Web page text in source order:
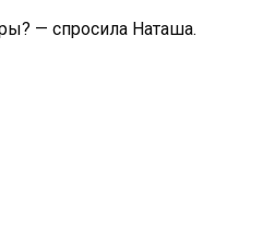
— спросила Наташа.